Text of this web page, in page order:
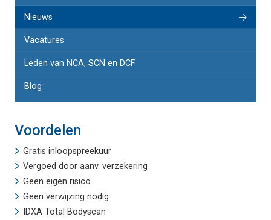
Nieuws
Vacatures
Leden van NCA, SCN en DCF
Blog
Voordelen
Gratis inloopspreekuur
Vergoed door aanv. verzekering
Geen eigen risico
Geen verwijzing nodig
IDXA Total Bodyscan